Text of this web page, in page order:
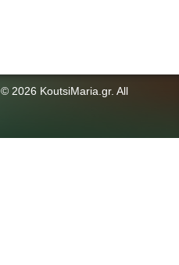
© 2026 KoutsiMaria.gr. All